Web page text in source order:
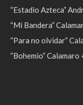
“Estadio Azteca”
“Mi Bandera”
“Para no olvidar”
“Bohemio”